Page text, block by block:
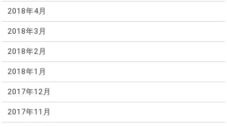
2018年4月
2018年3月
2018年2月
2018年1月
2017年12月
2017年11月